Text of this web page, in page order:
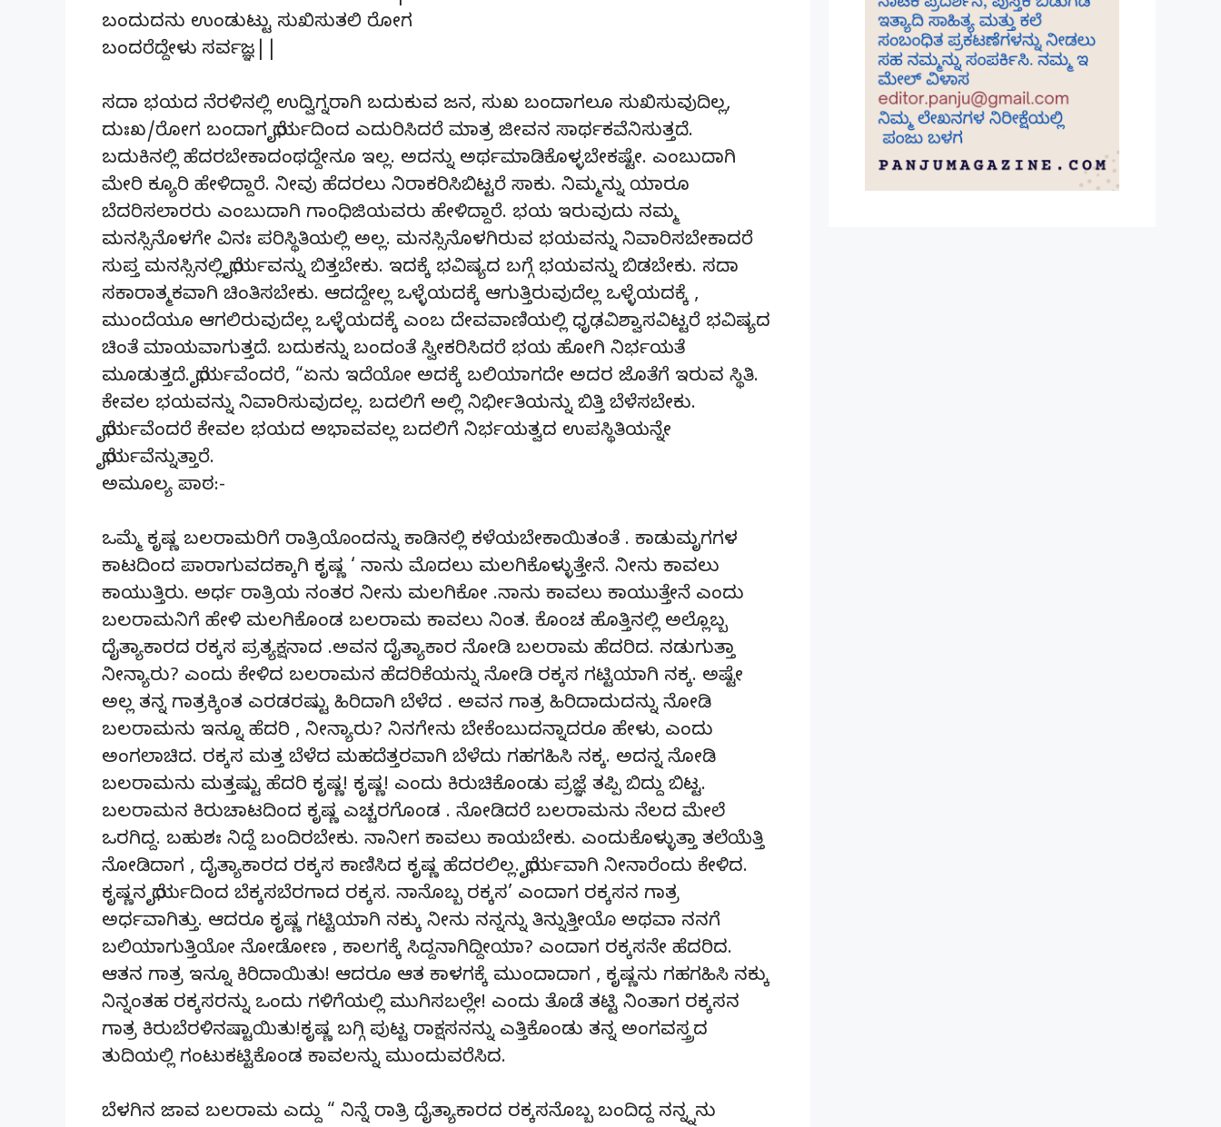
ಬಂದುದನು ಉಂಡುಟ್ಟು ಸುಖಿಸುತಲಿ ರೋಗ
ಬಂದರೆದ್ದೇಳು ಸರ್ವಜ್ಞ||
ಸದಾ ಭಯದ ನೆರಳಿನಲ್ಲಿ ಉದ್ವಿಗ್ನರಾಗಿ ಬದುಕುವ ಜನ, ಸುಖ ಬಂದಾಗಲೂ ಸುಖಿಸುವುದಿಲ್ಲ,
ದುಃಖ/ರೋಗ ಬಂದಾಗ ಧೈರ್ಯದಿಂದ ಎದುರಿಸಿದರೆ ಮಾತ್ರ ಜೀವನ ಸಾರ್ಥಕವೆನಿಸುತ್ತದೆ.
ಬದುಕಿನಲ್ಲಿ ಹೆದರಬೇಕಾದಂಥದ್ದೇನೂ ಇಲ್ಲ. ಅದನ್ನು ಅರ್ಥಮಾಡಿಕೊಳ್ಳಬೇಕಷ್ಟೇ. ಎಂಬುದಾಗಿ
ಮೇರಿ ಕ್ಯೂರಿ ಹೇಳಿದ್ದಾರೆ. ನೀವು ಹೆದರಲು ನಿರಾಕರಿಸಿಬಿಟ್ಟರೆ ಸಾಕು. ನಿಮ್ಮನ್ನು ಯಾರೂ
ಬೆದರಿಸಲಾರರು ಎಂಬುದಾಗಿ ಗಾಂಧಿಜಿಯವರು ಹೇಳಿದ್ದಾರೆ. ಭಯ ಇರುವುದು ನಮ್ಮ
ಮನಸ್ಸಿನೊಳಗೇ ವಿನಃ ಪರಿಸ್ಥಿತಿಯಲ್ಲಿ ಅಲ್ಲ. ಮನಸ್ಸಿನೊಳಗಿರುವ ಭಯವನ್ನು ನಿವಾರಿಸಬೇಕಾದರೆ
ಸುಪ್ತ ಮನಸ್ಸಿನಲ್ಲಿ ಧೈರ್ಯವನ್ನು ಬಿತ್ತಬೇಕು. ಇದಕ್ಕೆ ಭವಿಷ್ಯದ ಬಗ್ಗೆ ಭಯವನ್ನು ಬಿಡಬೇಕು. ಸದಾ
ಸಕಾರಾತ್ಮಕವಾಗಿ ಚಿಂತಿಸಬೇಕು. ಆದದ್ದೇಲ್ಲ ಒಳ್ಳೆಯದಕ್ಕೆ ಆಗುತ್ತಿರುವುದೆಲ್ಲ ಒಳ್ಳೆಯದಕ್ಕೆ ,
ಮುಂದೆಯೂ ಆಗಲಿರುವುದೆಲ್ಲ ಒಳ್ಳೆಯದಕ್ಕೆ ಎಂಬ ದೇವವಾಣಿಯಲ್ಲಿ ಧೃಢವಿಶ್ವಾಸವಿಟ್ಟರೆ ಭವಿಷ್ಯದ
ಚಿಂತೆ ಮಾಯವಾಗುತ್ತದೆ. ಬದುಕನ್ನು ಬಂದಂತೆ ಸ್ವೀಕರಿಸಿದರೆ ಭಯ ಹೋಗಿ ನಿರ್ಭಯತೆ
ಮೂಡುತ್ತದೆ. ಧೈರ್ಯವೆಂದರೆ, “ಏನು ಇದೆಯೋ ಅದಕ್ಕೆ ಬಲಿಯಾಗದೇ ಅದರ ಜೊತೆಗೆ ಇರುವ ಸ್ಥಿತಿ.
ಕೇವಲ ಭಯವನ್ನು ನಿವಾರಿಸುವುದಲ್ಲ. ಬದಲಿಗೆ ಅಲ್ಲಿ ನಿರ್ಭೀತಿಯನ್ನು ಬಿತ್ತಿ ಬೆಳೆಸಬೇಕು.
ಧೈರ್ಯವೆಂದರೆ ಕೇವಲ ಭಯದ ಅಭಾವವಲ್ಲ ಬದಲಿಗೆ ನಿರ್ಭಯತ್ವದ ಉಪಸ್ಥಿತಿಯನ್ನೇ
ಧೈರ್ಯವೆನ್ನುತ್ತಾರೆ.
ಅಮೂಲ್ಯ ಪಾಠ:-
ಒಮ್ಮೆ ಕೃಷ್ಣ ಬಲರಾಮರಿಗೆ ರಾತ್ರಿಯೊಂದನ್ನು ಕಾಡಿನಲ್ಲಿ ಕಳೆಯಬೇಕಾಯಿತಂತೆ . ಕಾಡುಮೃಗಗಳ
ಕಾಟದಿಂದ ಪಾರಾಗುವದಕ್ಕಾಗಿ ಕೃಷ್ಣ ‘ ನಾನು ಮೊದಲು ಮಲಗಿಕೊಳ್ಳುತ್ತೇನೆ. ನೀನು ಕಾವಲು
ಕಾಯುತ್ತಿರು. ಅರ್ಧ ರಾತ್ರಿಯ ನಂತರ ನೀನು ಮಲಗಿಕೋ .ನಾನು ಕಾವಲು ಕಾಯುತ್ತೇನೆ ಎಂದು
ಬಲರಾಮನಿಗೆ ಹೇಳಿ ಮಲಗಿಕೊಂಡ ಬಲರಾಮ ಕಾವಲು ನಿಂತ. ಕೊಂಚ ಹೊತ್ತಿನಲ್ಲಿ ಅಲ್ಲೊಬ್ಬ
ದೈತ್ಯಾಕಾರದ ರಕ್ಕಸ ಪ್ರತ್ಯಕ್ಷನಾದ .ಅವನ ದೈತ್ಯಾಕಾರ ನೋಡಿ ಬಲರಾಮ ಹೆದರಿದ. ನಡುಗುತ್ತಾ
ನೀನ್ಯಾರು? ಎಂದು ಕೇಳಿದ ಬಲರಾಮನ ಹೆದರಿಕೆಯನ್ನು ನೋಡಿ ರಕ್ಕಸ ಗಟ್ಟಿಯಾಗಿ ನಕ್ಕ. ಅಷ್ಟೇ
ಅಲ್ಲ ತನ್ನ ಗಾತ್ರಕ್ಕಿಂತ ಎರಡರಷ್ಟು ಹಿರಿದಾಗಿ ಬೆಳೆದ . ಅವನ ಗಾತ್ರ ಹಿರಿದಾದುದನ್ನು ನೋಡಿ
ಬಲರಾಮನು ಇನ್ನೂ ಹೆದರಿ , ನೀನ್ಯಾರು? ನಿನಗೇನು ಬೇಕೆಂಬುದನ್ನಾದರೂ ಹೇಳು, ಎಂದು
ಅಂಗಲಾಚಿದ. ರಕ್ಕಸ ಮತ್ತ ಬೆಳೆದ ಮಹದೆತ್ತರವಾಗಿ ಬೆಳೆದು ಗಹಗಹಿಸಿ ನಕ್ಕ. ಅದನ್ನ ನೋಡಿ
ಬಲರಾಮನು ಮತ್ತಷ್ಟು ಹೆದರಿ ಕೃಷ್ಣ! ಕೃಷ್ಣ! ಎಂದು ಕಿರುಚಿಕೊಂಡು ಪ್ರಜ್ಞೆ ತಪ್ಪಿ ಬಿದ್ದು ಬಿಟ್ಟ.
ಬಲರಾಮನ ಕಿರುಚಾಟದಿಂದ ಕೃಷ್ಣ ಎಚ್ಚರಗೊಂಡ . ನೋಡಿದರೆ ಬಲರಾಮನು ನೆಲದ ಮೇಲೆ
ಒರಗಿದ್ದ. ಬಹುಶಃ ನಿದ್ದೆ ಬಂದಿರಬೇಕು. ನಾನೀಗ ಕಾವಲು ಕಾಯಬೇಕು. ಎಂದುಕೊಳ್ಳುತ್ತಾ ತಲೆಯೆತ್ತಿ
ನೋಡಿದಾಗ , ದೈತ್ಯಾಕಾರದ ರಕ್ಕಸ ಕಾಣಿಸಿದ ಕೃಷ್ಣ ಹೆದರಲಿಲ್ಲ. ಧೈರ್ಯವಾಗಿ ನೀನಾರೆಂದು ಕೇಳಿದ.
ಕೃಷ್ಣನ ಧೈರ್ಯದಿಂದ ಬೆಕ್ಕಸಬೆರಗಾದ ರಕ್ಕಸ. ನಾನೊಬ್ಬ ರಕ್ಕಸ’ ಎಂದಾಗ ರಕ್ಕಸನ ಗಾತ್ರ
ಅರ್ಧವಾಗಿತ್ತು. ಆದರೂ ಕೃಷ್ಣ ಗಟ್ಟಿಯಾಗಿ ನಕ್ಕು ನೀನು ನನ್ನನ್ನು ತಿನ್ನುತ್ತೀಯೊ ಅಥವಾ ನನಗೆ
ಬಲಿಯಾಗುತ್ತಿಯೋ ನೋಡೋಣ , ಕಾಲಗಕ್ಕೆ ಸಿದ್ದನಾಗಿದ್ದೀಯಾ? ಎಂದಾಗ ರಕ್ಕಸನೇ ಹೆದರಿದ.
ಆತನ ಗಾತ್ರ ಇನ್ನೂ ಕಿರಿದಾಯಿತು! ಆದರೂ ಆತ ಕಾಳಗಕ್ಕೆ ಮುಂದಾದಾಗ , ಕೃಷ್ಣನು ಗಹಗಹಿಸಿ ನಕ್ಕು
ನಿನ್ನಂತಹ ರಕ್ಕಸರನ್ನು ಒಂದು ಗಳಿಗೆಯಲ್ಲಿ ಮುಗಿಸಬಲ್ಲೇ! ಎಂದು ತೊಡೆ ತಟ್ಟಿ ನಿಂತಾಗ ರಕ್ಕಸನ
ಗಾತ್ರ ಕಿರುಬೆರಳಿನಷ್ಟಾಯಿತು!ಕೃಷ್ಣ ಬಗ್ಗಿ ಪುಟ್ಟ ರಾಕ್ಷಸನನ್ನು ಎತ್ತಿಕೊಂಡು ತನ್ನ ಅಂಗವಸ್ತ್ರದ
ತುದಿಯಲ್ಲಿ ಗಂಟುಕಟ್ಟಿಕೊಂಡ ಕಾವಲನ್ನು ಮುಂದುವರೆಸಿದ.
ಬೆಳಗಿನ ಜಾವ ಬಲರಾಮ ಎದ್ದು “ ನಿನ್ನೆ ರಾತ್ರಿ ದೈತ್ಯಾಕಾರದ ರಕ್ಕಸನೊಬ್ಬ ಬಂದಿದ್ದ ನನ್ನ್ನನು